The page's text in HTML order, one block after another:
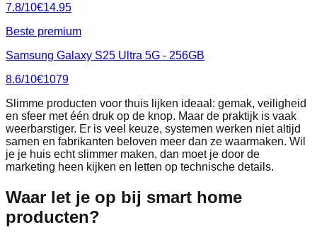
7.8/10€14.95
Beste premium
Samsung Galaxy S25 Ultra 5G - 256GB
8.6/10€1079
Slimme producten voor thuis lijken ideaal: gemak, veiligheid
en sfeer met één druk op de knop. Maar de praktijk is vaak
weerbarstiger. Er is veel keuze, systemen werken niet altijd
samen en fabrikanten beloven meer dan ze waarmaken. Wil
je je huis echt slimmer maken, dan moet je door de
marketing heen kijken en letten op technische details.
Waar let je op bij smart home
producten?